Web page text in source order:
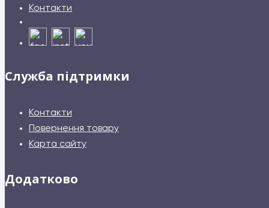
Контакти
Служба підтримки
Контакти
Повернення товару
Карта сайту
Додатково